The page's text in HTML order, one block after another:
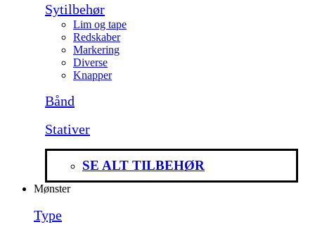
Sytilbehør
Lim og tape
Redskaber
Markering
Diverse
Knapper
Bånd
Stativer
SE ALT TILBEHØR
Mønster
Type